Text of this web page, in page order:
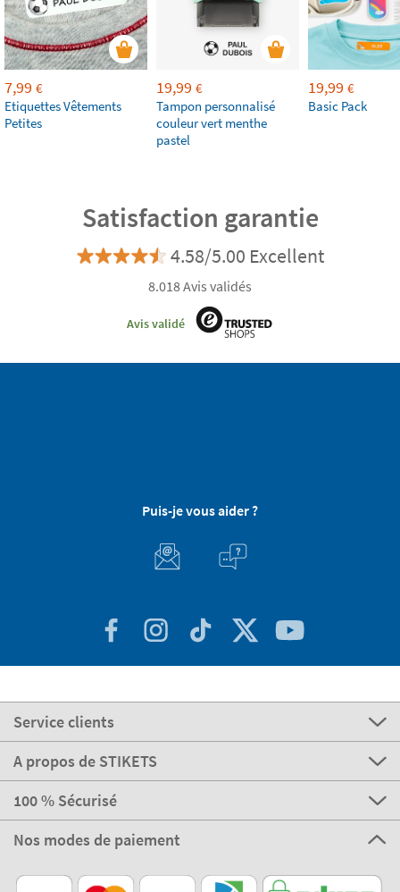
7,99 €
Etiquettes Vêtements
Petites
19,99 €
Tampon personnalisé
couleur vert menthe
pastel
19,99 €
Basic Pack
Satisfaction garantie
4.58/5.00 Excellent
8.018 Avis validés
Avis validé
Puis-je vous aider ?
Service clients
A propos de STIKETS
100 % Sécurisé
Nos modes de paiement